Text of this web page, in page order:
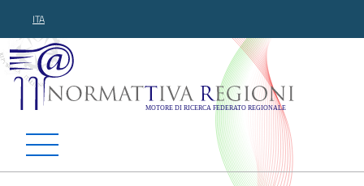
ITA
Normattiva Regioni -